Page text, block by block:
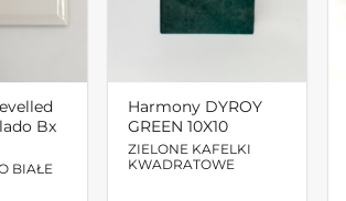
Bx
BIAŁE
Harmony DYROY
GREEN 10X10
ZIELONE KAFELKI
KWADRATOWE